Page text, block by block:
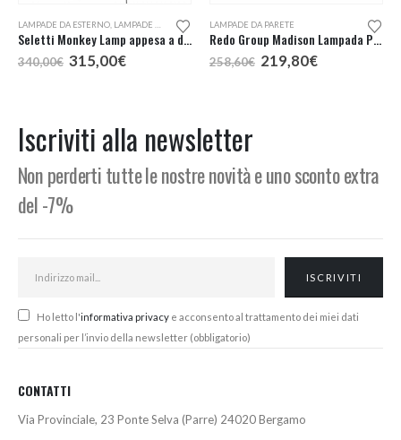
LAMPADE DA ESTERNO LAMPADE DA PARETE
Seletti Monkey Lamp appesa a destra lampada da esterno
340,00€ Il
prezzo
315,00€Il
LAMPADE DA PARETE
Redo Group Madison Lampada Parete LED 3 Luci
258,60€ Il
prezzo
219,80€Il
Iscriviti alla newsletter
Non perderti tutte le nostre novità e uno sconto extra
del -7%
Ho letto l'informativa privacy e acconsento al trattamento dei miei dati
personali per l’invio della newsletter (obbligatorio)
CONTATTI
Via Provinciale, 23 Ponte Selva (Parre) 24020 Bergamo